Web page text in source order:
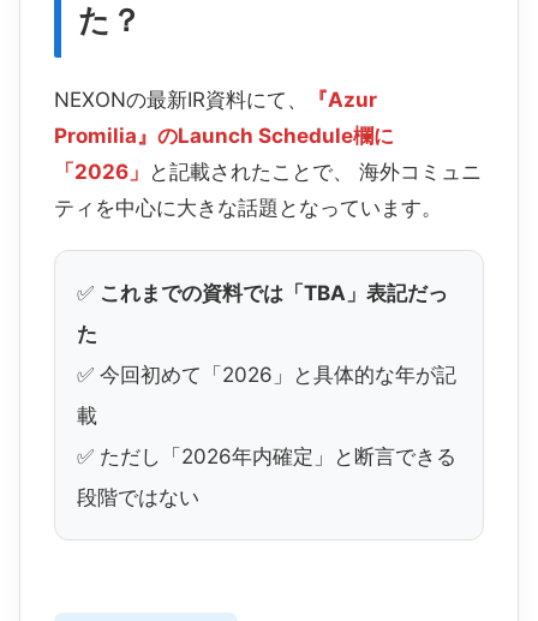
た？
NEXONの最新IR資料にて、
『Azur
Promilia』のLaunch Schedule欄に
「2026」 と記載されたことで、 海外コミュニ
ティを中心に大きな話題となっています。
✅ これまでの資料では「TBA」表記だっ
た
✅ 今回初めて「2026」と具体的な年が記
載
✅ ただし「2026年内確定」と断言できる
段階ではない